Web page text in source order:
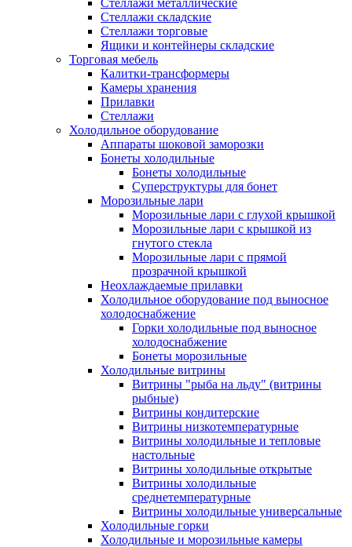
Стеллажи металлические
Стеллажи складские
Стеллажи торговые
Ящики и контейнеры складские
Торговая мебель
Калитки-трансформеры
Камеры хранения
Прилавки
Стеллажи
Холодильное оборудование
Аппараты шоковой заморозки
Бонеты холодильные
Бонеты холодильные
Суперструктуры для бонет
Морозильные лари
Морозильные лари с глухой крышкой
Морозильные лари с крышкой из
гнутого стекла
Морозильные лари с прямой
прозрачной крышкой
Неохлаждаемые прилавки
Холодильное оборудование под выносное
холодоснабжение
Горки холодильные под выносное
холодоснабжение
Бонеты морозильные
Холодильные витрины
Витрины "рыба на льду" (витрины
рыбные)
Витрины кондитерские
Витрины низкотемпературные
Витрины холодильные и тепловые
настольные
Витрины холодильные открытые
Витрины холодильные
среднетемпературные
Витрины холодильные универсальные
Холодильные горки
Холодильные и морозильные камеры